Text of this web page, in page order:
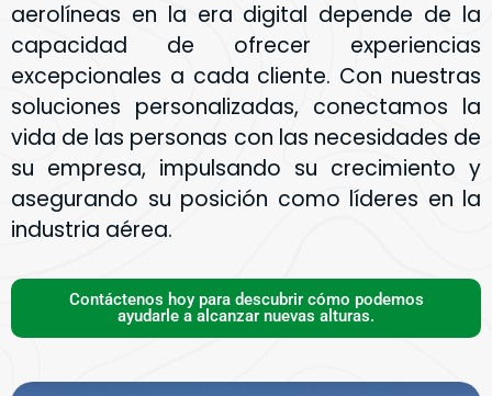
aerolíneas en la era digital depende de la
capacidad de ofrecer experiencias
excepcionales a cada cliente. Con nuestras
soluciones personalizadas, conectamos la
vida de las personas con las necesidades de
su empresa, impulsando su crecimiento y
asegurando su posición como líderes en la
industria aérea.
Contáctenos hoy para descubrir cómo podemos
ayudarle a alcanzar nuevas alturas.